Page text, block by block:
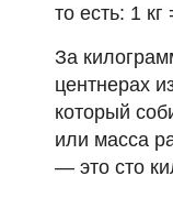
то есть: 1 кг
За
центнерах
который
или масса
— это сто